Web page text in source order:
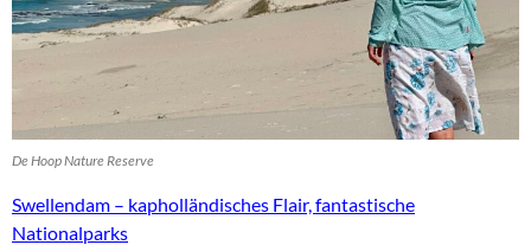
De Hoop Nature Reserve
Swellendam – kapholländisches Flair, fantastische
Nationalparks